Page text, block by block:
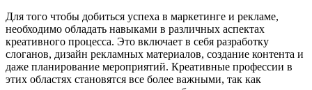
Для того чтобы добиться успеха в маркетинге и рекламе,
необходимо обладать навыками в различных аспектах
креативного процесса. Это включает в себя разработку
слоганов, дизайн рекламных материалов, создание контента и
даже планирование мероприятий. Креативные профессии в
этих областях становятся все более важными, так как